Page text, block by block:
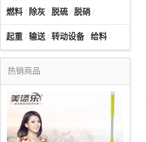
燃料 / 除灰 / 脱硫 / 脱硝 /
起重 / 输送/ 转动设备 / 给料 /
热销商品